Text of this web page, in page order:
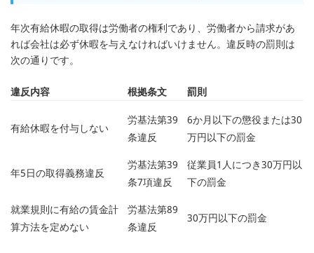
年次有給休暇の取得は労働者の権利であり、労働者から請求があ
れば会社は必ず休暇を与えなければいけません。違反時の罰則は
次の通りです。
違反内容 根拠条文 罰則
有給休暇を付与しない
労基法第39
条違反
6か月以下の懲役または30
万円以下の罰金
年5日の取得義務違反
労基法第39
条7項違反
従業員1人につき30万円以
下の罰金
就業規則に有給の賃金計
算方法を定めない
労基法第89
条違反
30万円以下の罰金